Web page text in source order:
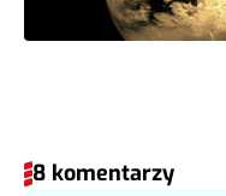
8 komentarzy